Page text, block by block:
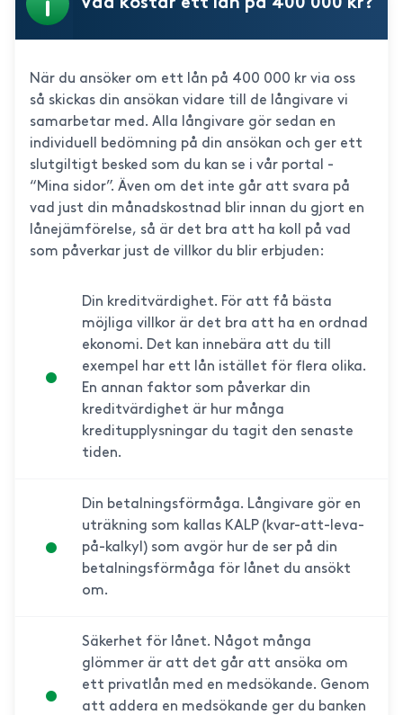
När du ansöker om ett lån på 400 000 kr via oss
så skickas din ansökan vidare till de långivare vi
samarbetar med. Alla långivare gör sedan en
individuell bedömning på din ansökan och ger ett
slutgiltigt besked som du kan se i vår portal -
“Mina sidor”. Även om det inte går att svara på
vad just din månadskostnad blir innan du gjort en
lånejämförelse, så är det bra att ha koll på vad
som påverkar just de villkor du blir erbjuden:
Din kreditvärdighet. För att få bästa
möjliga villkor är det bra att ha en ordnad
ekonomi. Det kan innebära att du till
exempel har ett lån istället för flera olika.
En annan faktor som påverkar din
kreditvärdighet är hur många
kreditupplysningar du tagit den senaste
tiden.
Din betalningsförmåga. Långivare gör en
uträkning som kallas KALP (kvar-att-leva-
på-kalkyl) som avgör hur de ser på din
betalningsförmåga för lånet du ansökt
om.
Säkerhet för lånet. Något många
glömmer är att det går att ansöka om
ett privatlån med en medsökande. Genom
att addera en medsökande ger du banken